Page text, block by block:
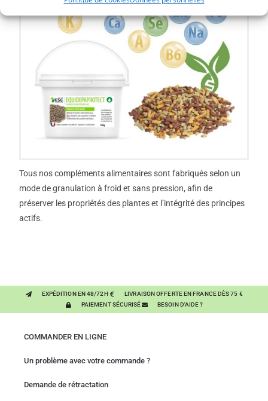
Tous nos compléments alimentaires sont fabriqués selon un
mode de granulation à froid et sans pression, afin de
préserver les propriétés des plantes et l’intégrité des principes
actifs.
EXPÉDITION EN 48/72H
LIVRAISON OFFERTE EN FRANCE DÈS 75 €
PAIEMENT SÉCURISÉ
BESOIN D'AIDE ?
COMMANDER EN LIGNE
Un problème avec votre commande ?
Demande de rétractation